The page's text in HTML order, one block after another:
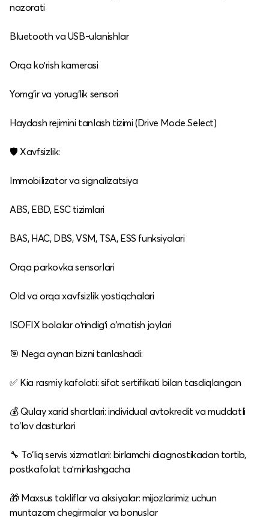
nazorati
Bluetooth va USB‑ulanishlar
Orqa koʻrish kamerasi
Yomg‘ir va yorug‘lik sensori
Haydash rejimini tanlash tizimi (Drive Mode Select)
🛡️ Xavfsizlik:
Immobilizator va signalizatsiya
ABS, EBD, ESC tizimlari
BAS, HAC, DBS, VSM, TSA, ESS funksiyalari
Orqa parkovka sensorlari
Old va orqa xavfsizlik yostiqchalari
ISOFIX bolalar oʻrindigʻi o‘rnatish joylari
🎯 Nega aynan bizni tanlashadi:
✅ Kia rasmiy kafolati: sifat sertifikati bilan tasdiqlangan
💰 Qulay xarid shartlari: individual avtokredit va muddatli
to‘lov dasturlari
🔧 To‘liq servis xizmatlari: birlamchi diagnostikadan tortib,
postkafolat taʼmirlashgacha
🎁 Maxsus takliflar va aksiyalar: mijozlarimiz uchun
muntazam chegirmalar va bonuslar